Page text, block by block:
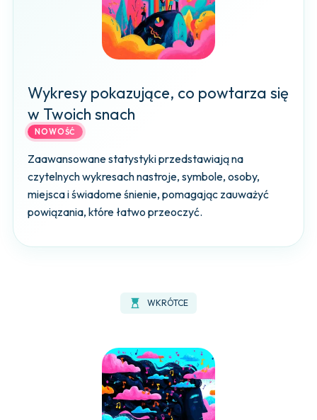
Wykresy pokazujące, co powtarza się
w Twoich snach
NOWOŚĆ
Zaawansowane statystyki przedstawiają na
czytelnych wykresach nastroje, symbole, osoby,
miejsca i świadome śnienie, pomagając zauważyć
powiązania, które łatwo przeoczyć.
hourglass_top WKRÓTCE